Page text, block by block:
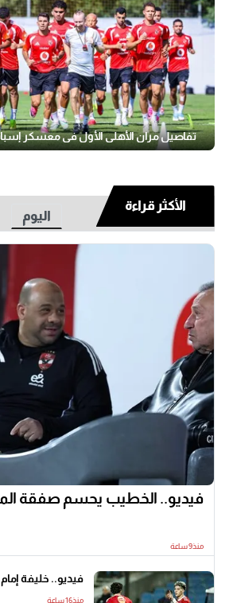
تفاصيل مران الأهلي الأول في معسكر
الأكثر قراءة
اليوم
فيديو.. الخطيب يحسم صفقة
منذ9 ساعة
فيديو.. خليفة
منذ16 ساعة